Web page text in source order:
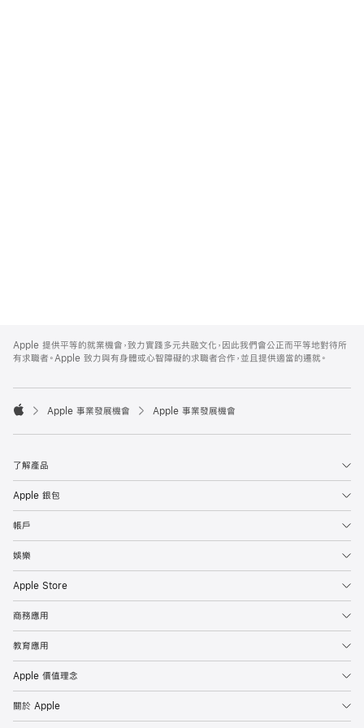
Footer
Apple 提供平等的就業機會，致力實踐多元共融文化，因此我們會公正而平等地對待所
有求職者。Apple 致力與有身體或心智障礙的求職者合作，並且提供適當的遷就。

Apple 事業發展機會 Apple 事業發展機會
了解產品
Apple 銀包
帳戶
娛樂
Apple Store
商務應用
教育應用
Apple 價值理念
關於 Apple